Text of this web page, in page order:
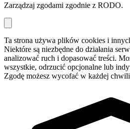
Zarządzaj zgodami zgodnie z RODO.
Ta strona używa plików cookies i
Niektóre są niezbędne do działania
analizować ruch i dopasować treści.
wszystkie, odrzucić opcjonalne lub
Zgodę możesz wycofać w każdej